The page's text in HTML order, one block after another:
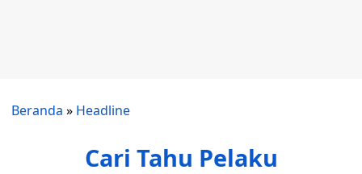
Beranda » Headline
Cari Tahu Pelaku